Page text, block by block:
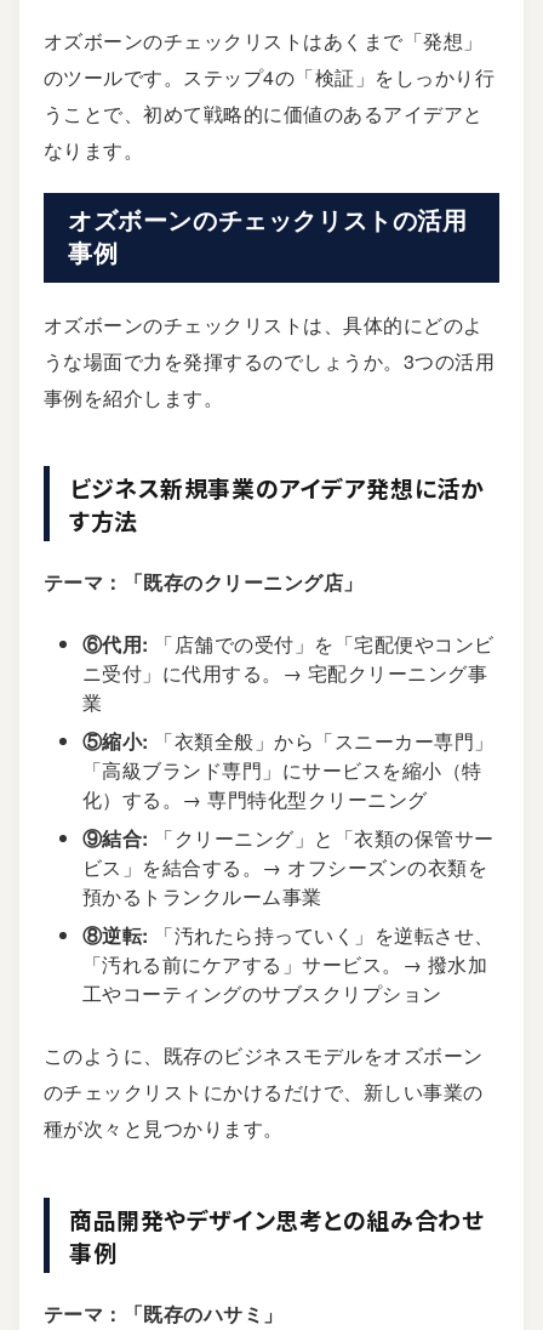
オズボーンのチェックリストはあくまで「発想」
のツールです。ステップ4の「検証」をしっかり行
うことで、初めて戦略的に価値のあるアイデアと
なります。
オズボーンのチェックリストの活用
事例
オズボーンのチェックリストは、具体的にどのよ
うな場面で力を発揮するのでしょうか。3つの活用
事例を紹介します。
ビジネス新規事業のアイデア発想に活か
す方法
テーマ：「既存のクリーニング店」
⑥代用: 「店舗での受付」を「宅配便やコンビ
ニ受付」に代用する。→ 宅配クリーニング事
業
⑤縮小: 「衣類全般」から「スニーカー専門」
「高級ブランド専門」にサービスを縮小（特
化）する。→ 専門特化型クリーニング
⑨結合: 「クリーニング」と「衣類の保管サー
ビス」を結合する。→ オフシーズンの衣類を
預かるトランクルーム事業
⑧逆転: 「汚れたら持っていく」を逆転させ、
「汚れる前にケアする」サービス。→ 撥水加
工やコーティングのサブスクリプション
このように、既存のビジネスモデルをオズボーン
のチェックリストにかけるだけで、新しい事業の
種が次々と見つかります。
商品開発やデザイン思考との組み合わせ
事例
テーマ：「既存のハサミ」